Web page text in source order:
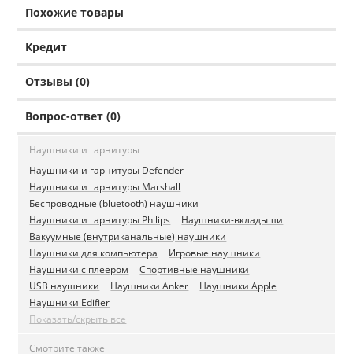
Похожие товары
Кредит
Отзывы (0)
Вопрос-ответ (0)
Наушники и гарнитуры
Наушники и гарнитуры Defender
Наушники и гарнитуры Marshall
Беспроводные (bluetooth) наушники
Наушники и гарнитуры Philips
Наушники-вкладыши
Вакуумные (внутриканальные) наушники
Наушники для компьютера
Игровые наушники
Наушники с плеером
Спортивные наушники
USB наушники
Наушники Anker
Наушники Apple
Наушники Edifier
Показать/скрыть все
Смотрите также